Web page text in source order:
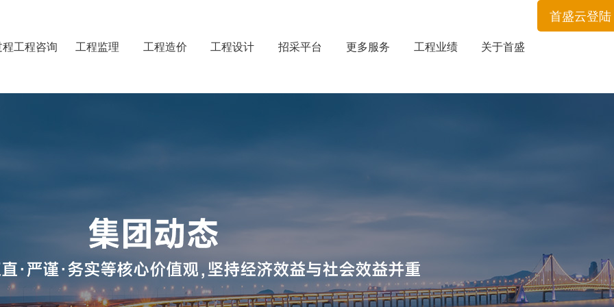
工程咨询 工程监理 工程造价 工程设计 招采平台 更多服务 工程业绩 关于首盛
首盛云登陆